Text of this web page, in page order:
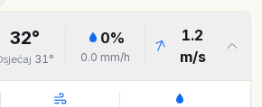
32°
31°
0%
0.0 mm/h
1.2
m/s